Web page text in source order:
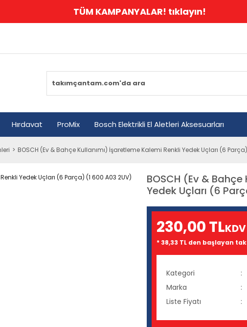
TÜM KAMPANYALAR! tıklayın!
Hırdavat ProMix Bosch Elektrikli El Aletleri Aksesuarları
BOSCH (Ev & Bahçe Kullanımı) İşaretleme Kalemi Renkli Yedek Uçları (6
BOSCH (Ev &
Yedek Uçları (6
230,00 TL
* 38,33 TL den başlayan
Kategori
Marka
Liste Fiyatı